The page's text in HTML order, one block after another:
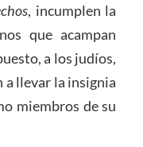
, incumplen la
que acampan
a los judíos,
a llevar la insignia
miembros de su